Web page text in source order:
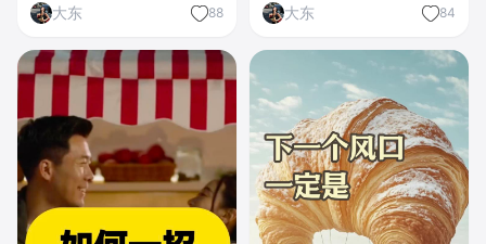
大东
88
大东
84